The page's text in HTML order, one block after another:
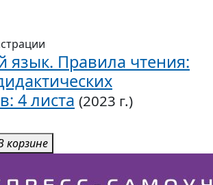
язык. Правила чтения:
4 листа (2023 г.)
корзине